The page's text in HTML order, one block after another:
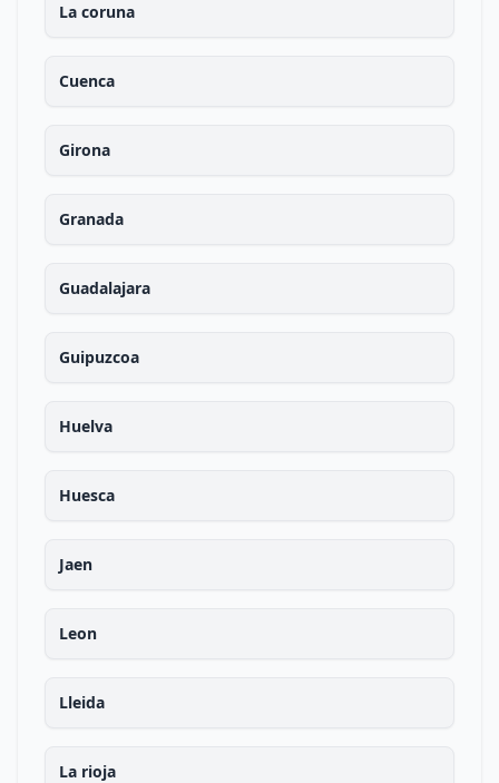
La coruna
Cuenca
Girona
Granada
Guadalajara
Guipuzcoa
Huelva
Huesca
Jaen
Leon
Lleida
La rioja